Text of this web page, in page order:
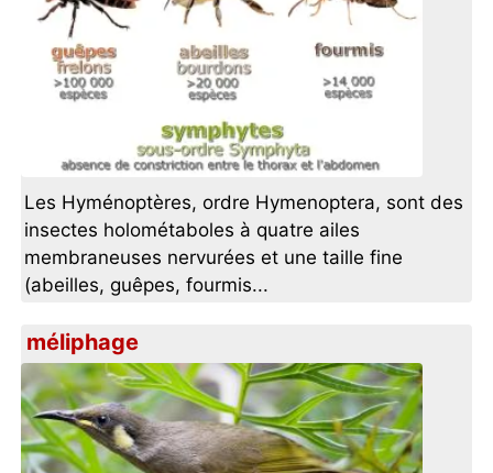
Les Hyménoptères, ordre Hymenoptera, sont des
insectes holométaboles à quatre ailes
membraneuses nervurées et une taille fine
(abeilles, guêpes, fourmis...
méliphage